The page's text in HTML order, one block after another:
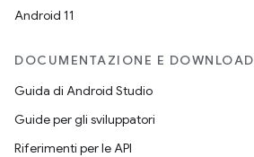
Android 11
DOCUMENTAZIONE E DOWNLOAD
Guida di Android Studio
Guide per gli sviluppatori
Riferimenti per le API